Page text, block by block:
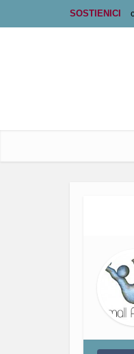
SOSTIENICI